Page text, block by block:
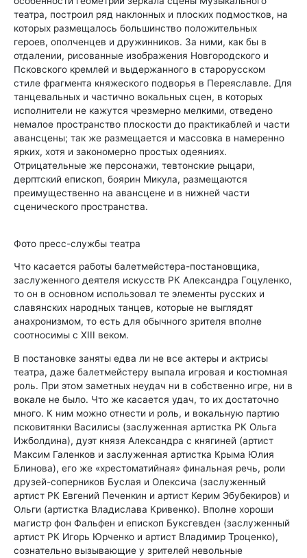
театра, построил ряд наклонных и плоских подмостков, на
которых размещалось большинство положительных
героев, ополченцев и дружинников. За ними, как бы в
отдалении, рисованные изображения Новгородского и
Псковского кремлей и выдержанного в старорусском
стиле фрагмента княжеского подворья в Переяславле. Для
танцевальных и частично вокальных сцен, в которых
исполнители не кажутся чрезмерно мелкими, отведено
немалое пространство плоскости до практикаблей и части
авансцены; так же размещается и массовка в намеренно
ярких, хотя и закономерно простых одеяниях.
Отрицательные же персонажи, тевтонские рыцари,
дерптский епископ, боярин Микула, размещаются
преимущественно на авансцене и в нижней части
сценического пространства.
Фото пресс-службы театра
Что касается работы балетмейстера-постановщика,
заслуженного деятеля искусств РК Александра Гоцуленко,
то он в основном использовал те элементы русских и
славянских народных танцев, которые не выглядят
анахронизмом, то есть для обычного зрителя вполне
соотносимы с XIII веком.
В постановке заняты едва ли не все актеры и актрисы
театра, даже балетмейстеру выпала игровая и костюмная
роль. При этом заметных неудач ни в собственно игре, ни в
вокале не было. Что же касается удач, то их достаточно
много. К ним можно отнести и роль, и вокальную партию
псковитянки Василисы (заслуженная артистка РК Ольга
Ижболдина), дуэт князя Александра с княгиней (артист
Максим Галенков и заслуженная артистка Крыма Юлия
Блинова), его же «хрестоматийная» финальная речь, роли
друзей-соперников Буслая и Олексича (заслуженный
артист РК Евгений Печенкин и артист Керим Эбубекиров) и
Ольги (артистка Владислава Кривенко). Вполне хороши
магистр фон Фальфен и епископ Буксгевден (заслуженный
артист РК Игорь Юрченко и артист Владимир Троценко),
сознательно вызывающие у зрителей невольные